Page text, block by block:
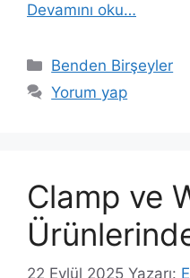
Devamını oku…
Kategoriler
Benden Birşeyler
Yorum yap
Clamp ve
22 Eylül 2025 Yazarı: